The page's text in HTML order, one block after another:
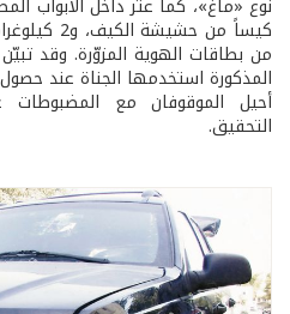
كيساً من
من بطاقات الهوية المزوّرة. وقد
المذكورة استخدمها الجناة عند
أحيل الموقوفان مع المضبوطات
التحقيق.